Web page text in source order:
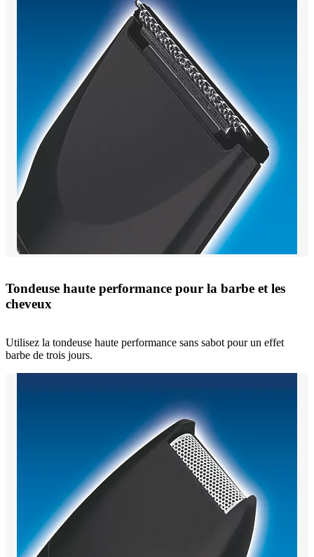
Tondeuse haute performance pour la barbe et les
cheveux
Utilisez la tondeuse haute performance sans sabot pour un effet
barbe de trois jours.